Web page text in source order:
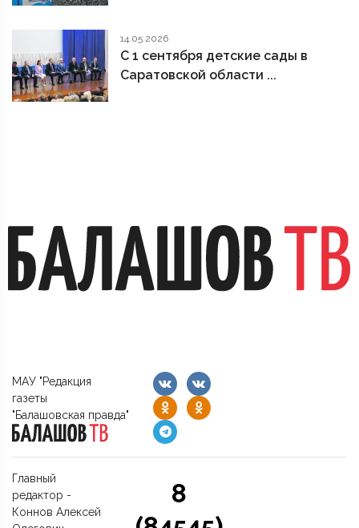
14.05.2026
С 1 сентября детские сады в
Саратовской области ...
МАУ "Редакция
газеты
"Балашовская правда"
Главный
редактор -
Коннов Алексей
8